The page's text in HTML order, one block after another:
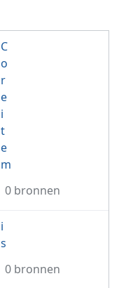
C
o
r
e
i
t
e
m
0 bronnen
i
s
0 bronnen